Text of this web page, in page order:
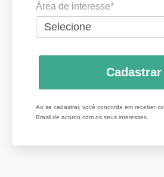
Área de interesse*
Cadastrar
Ao se cadastrar, você concorda em receber
Brasil de acordo com os seus interesses.